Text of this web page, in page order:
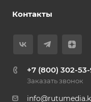
Контакты
+7 (800) 302-
Заказать звонок